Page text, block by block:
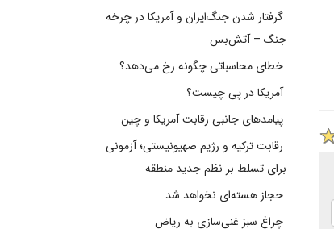
گرفتار شدن جنگ‌ایران و آمریکا در چرخه
جنگ – آتش‌بس
خطای محاسباتی چگونه رخ می‌دهد؟
آمریکا در پی چیست؟
پیامدهای جانبی رقابت آمریکا و چین
رقابت ترکیه و رژیم صهیونیستی؛ آزمونی
برای تسلط بر نظم جدید منطقه
حجاز هسته‌ای نخواهد شد
چراغ سبز غنی‌سازی به ریاض